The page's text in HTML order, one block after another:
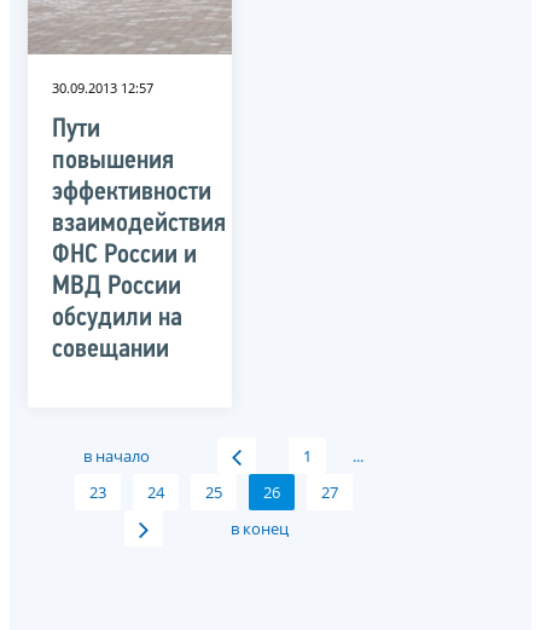
30.09.2013 12:57
Пути
повышения
эффективности
взаимодействия
ФНС России и
МВД России
обсудили на
совещании
в начало 1
...
23
24 25 26
27
в конец